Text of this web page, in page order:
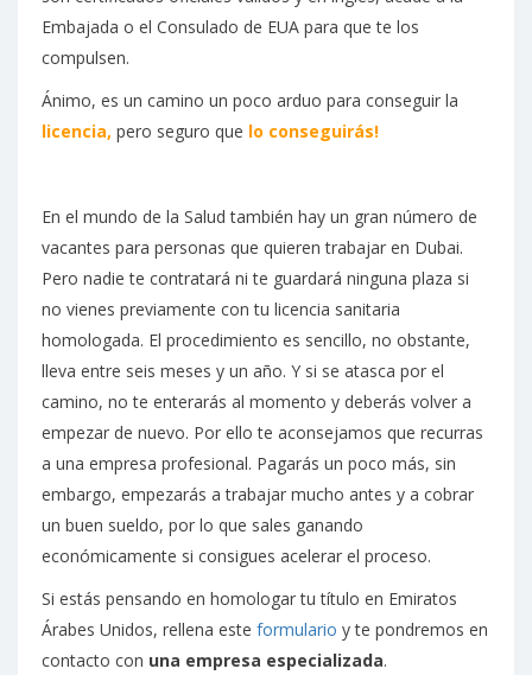
Embajada o el Consulado de EUA para que te los
compulsen.
Ánimo, es un camino un poco arduo para conseguir la
licencia, pero seguro que lo conseguirás!
En el mundo de la Salud también hay un gran número de
vacantes para personas que quieren trabajar en Dubai.
Pero nadie te contratará ni te guardará ninguna plaza si
no vienes previamente con tu licencia sanitaria
homologada. El procedimiento es sencillo, no obstante,
lleva entre seis meses y un año. Y si se atasca por el
camino, no te enterarás al momento y deberás volver a
empezar de nuevo. Por ello te aconsejamos que recurras
a una empresa profesional. Pagarás un poco más, sin
embargo, empezarás a trabajar mucho antes y a cobrar
un buen sueldo, por lo que sales ganando
económicamente si consigues acelerar el proceso.
Si estás pensando en homologar tu título en Emiratos
Árabes Unidos, rellena este formulario y te pondremos en
contacto con una empresa especializada.